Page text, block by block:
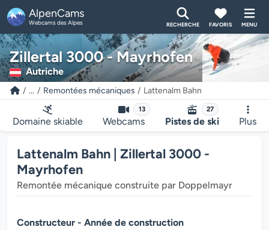
AlpenCams
Webcams des Alpes RECHERCHE FAVORIS MENU
Zillertal 3000 - Mayrhofen
Autriche
... Remontées mécaniques Lattenalm Bahn
Domaine skiable
13
Webcams
27
Pistes de ski Plus
Lattenalm Bahn | Zillertal 3000 -
Mayrhofen
Remontée mécanique construite par Doppelmayr
Constructeur - Année de construction